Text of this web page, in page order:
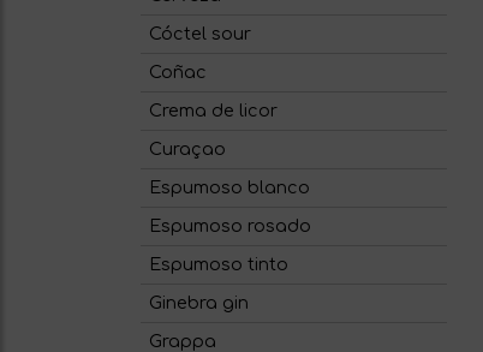
Cóctel sour
Coñac
Crema de licor
Curaçao
Espumoso blanco
Espumoso rosado
Espumoso tinto
Ginebra gin
Grappa